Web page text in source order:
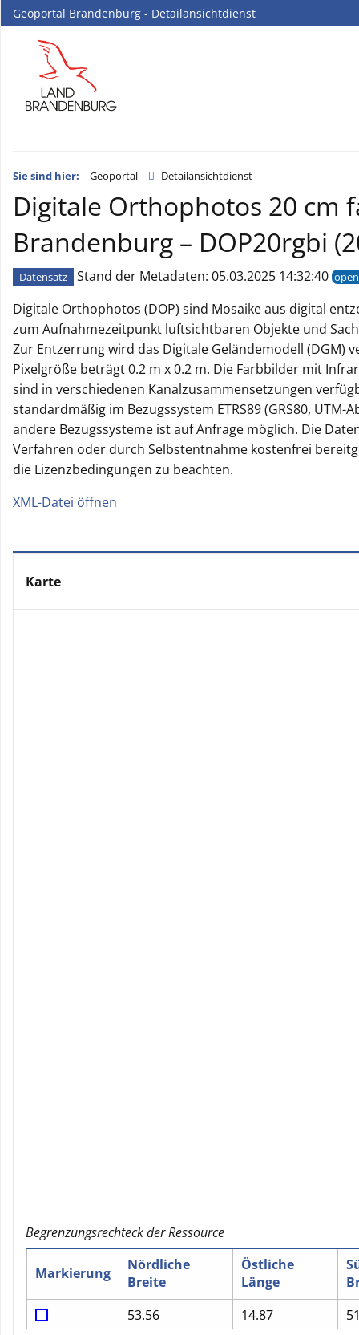
Geoportal Brandenburg - Detailansichtdienst
Sie sind hier: Geoportal Detailansichtdienst
Digitale Orthophotos 20
Brandenburg – DOP20rgbi
Datensatz Stand der Metadaten: 05.03.2025 14:32:40
Digitale Orthophotos (DOP) sind Mosaike aus digital
zum Aufnahmezeitpunkt luftsichtbaren Objekte und
Zur Entzerrung wird das Digitale Geländemodell (DGM)
Pixelgröße beträgt 0.2 m x 0.2 m. Die Farbbilder mit
sind in verschiedenen Kanalzusammensetzungen
standardmäßig im Bezugssystem ETRS89 (GRS80,
andere Bezugssysteme ist auf Anfrage möglich. Die
Verfahren oder durch Selbstentnahme kostenfrei
die Lizenzbedingungen zu beachten.
XML-Datei öffnen
Karte
Begrenzungsrechteck der Ressource
Markierung
Nördliche
Breite
Östliche
Länge
53.56
14.87